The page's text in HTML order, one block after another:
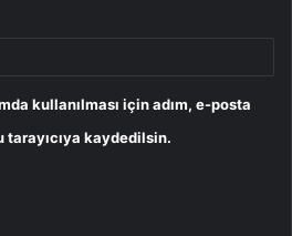
kullanılması için adım, e-posta
tarayıcıya kaydedilsin.